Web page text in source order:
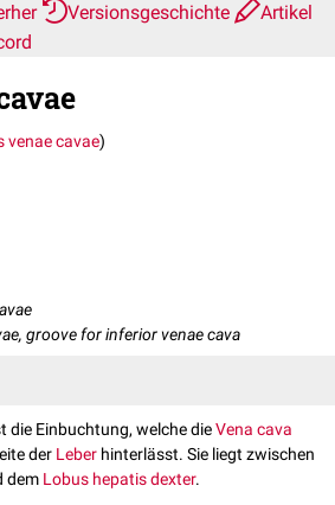
Versionsgeschichte
Artikel
venae cavae)
groove for inferior venae cava
die Einbuchtung, welche dieVena cava
der Leber hinterlässt. Sie liegt zwischen
dem Lobus hepatis dexter.